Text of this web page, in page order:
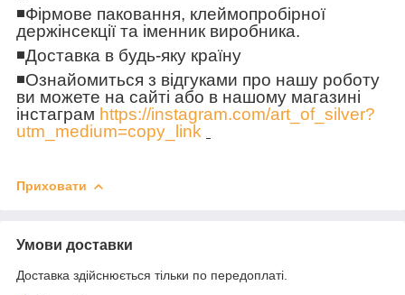
◾️Фірмове паковання, клеймопробірної
держінсекції та іменник виробника.
◾️Доставка в будь-яку країну
◾️Ознайомиться з відгуками про нашу роботу
ви можете на сайті або в нашому магазині
інстаграм https://instagram.com/art_of_silver?
utm_medium=copy_link
Приховати
Умови доставки
Доставка здійснюється тільки по передоплаті.